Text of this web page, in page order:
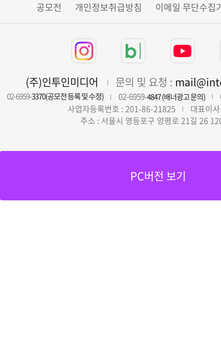
공모전 개인정보취급방침 이메일 무단수집
(주)인투인미디어 문의 및 요청 :
02-6959-3370(공모전 등록 및 수정) 02-6959-4847 (배너광고 문의)
사업자등록번호 : 201-86-21825
대표이
주소 : 서울시 영등포구 양평로 21길 26
PC버전 보기